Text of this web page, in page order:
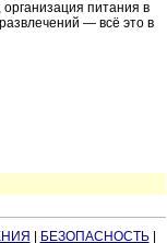
питания в
— всё это в
БЕЗОПАСНОСТЬ|